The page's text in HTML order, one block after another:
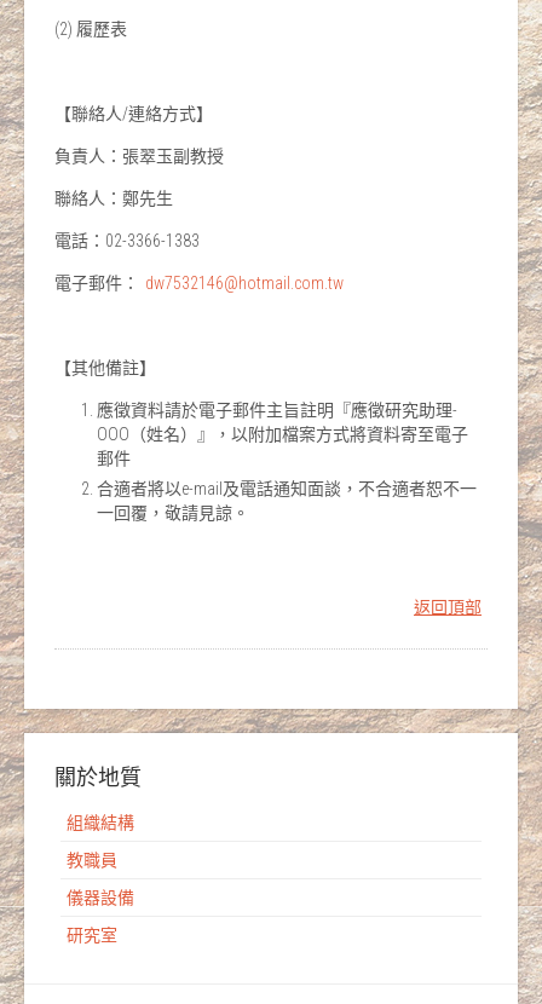
(2) 履歷表
【聯絡人/連絡方式】
負責人：張翠玉副教授
聯絡人：鄭先生
電話：02-3366-1383
電子郵件：​ dw7532146@hotmail.com.tw
【其他備註】
應徵資料請於電子郵件主旨註明『應徵研究助理-
OOO（姓名）』，以附加檔案方式將資料寄至電子
郵件
合適者將以e-mail及電話通知面談，不合適者恕不一
一回覆，敬請見諒。
返回頂部
關於地質
組織結構
教職員
儀器設備
研究室